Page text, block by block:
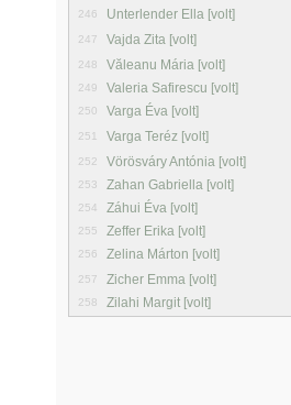
246 Unterlender Ella [volt]
247 Vajda Zita [volt]
248 Văleanu Mária [volt]
249 Valeria Safirescu [volt]
250 Varga Éva [volt]
251 Varga Teréz [volt]
252 Vörösváry Antónia [volt]
253 Zahan Gabriella [volt]
254 Záhui Éva [volt]
255 Zeffer Erika [volt]
256 Zelina Márton [volt]
257 Zicher Emma [volt]
258 Zilahi Margit [volt]